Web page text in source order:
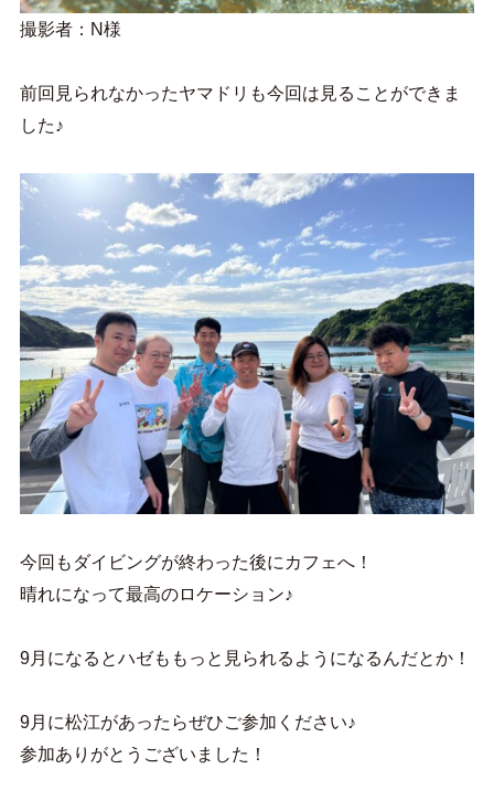
撮影者：N様
前回見られなかったヤマドリも今回は見ることができま
した♪
今回もダイビングが終わった後にカフェへ！
晴れになって最高のロケーション♪
9月になるとハゼももっと見られるようになるんだとか！
9月に松江があったらぜひご参加ください♪
参加ありがとうございました！